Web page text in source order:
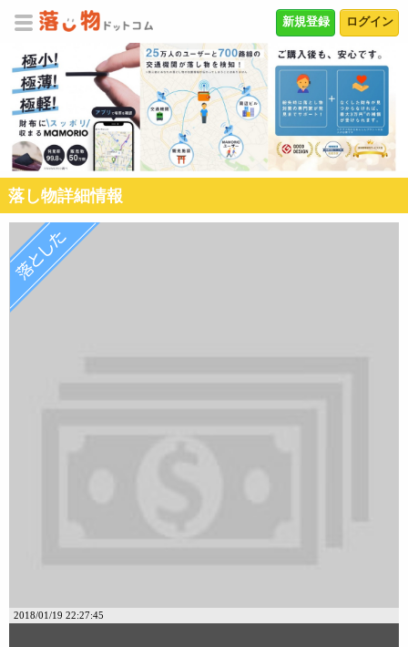
ログイン
新規登録
落し物詳細情報
2018/01/19 22:27:45